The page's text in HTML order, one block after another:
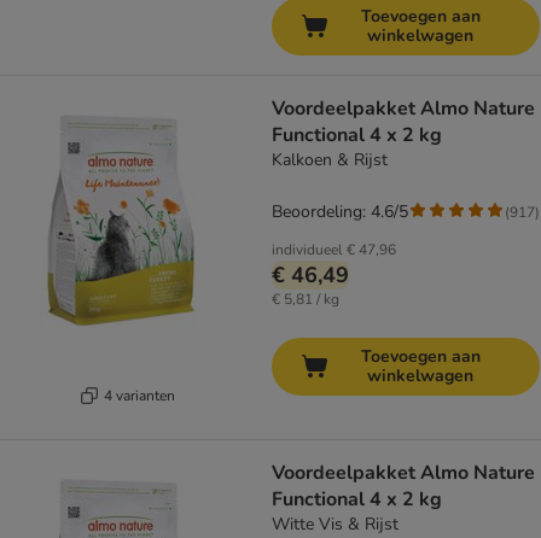
Toevoegen aan
winkelwagen
4 varianten
Voordeelpakket Almo Nature
Functional 4 x 2 kg
Kalkoen & Rijst
individueel€ 47,96
€ 46,49
€ 5,81 / kg
Beoordeling: 4.6/5 (917)
Toevoegen aan
winkelwagen
Voordeelpakket Almo Nature
Functional 4 x 2 kg
Witte Vis & Rijst